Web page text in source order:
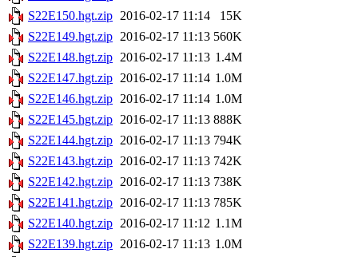
S22E150.hgt.zip 2016-02-17 11:14
15K
S22E149.hgt.zip 2016-02-17 11:13 560K
S22E148.hgt.zip 2016-02-17 11:13 1.4M
S22E147.hgt.zip 2016-02-17 11:14 1.0M
S22E146.hgt.zip 2016-02-17 11:14 1.0M
S22E145.hgt.zip 2016-02-17 11:13 888K
S22E144.hgt.zip 2016-02-17 11:13 794K
S22E143.hgt.zip 2016-02-17 11:13 742K
S22E142.hgt.zip 2016-02-17 11:13 738K
S22E141.hgt.zip 2016-02-17 11:13 785K
S22E140.hgt.zip 2016-02-17 11:12 1.1M
S22E139.hgt.zip 2016-02-17 11:13 1.0M